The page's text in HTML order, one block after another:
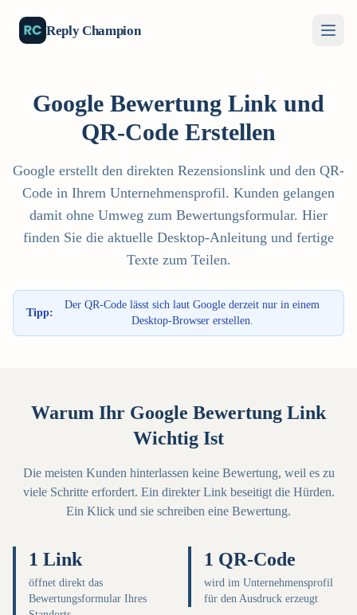
Reply Champion
Google Bewertung Link und
QR-Code Erstellen
Google erstellt den direkten Rezensionslink und den QR-
Code in Ihrem Unternehmensprofil. Kunden gelangen
damit ohne Umweg zum Bewertungsformular. Hier
finden Sie die aktuelle Desktop-Anleitung und fertige
Texte zum Teilen.
Tipp:
Der QR-Code lässt sich laut Google derzeit nur in einem
Desktop-Browser erstellen.
Warum Ihr Google Bewertung Link
Wichtig Ist
Die meisten Kunden hinterlassen keine Bewertung, weil es zu
viele Schritte erfordert. Ein direkter Link beseitigt die Hürden.
Ein Klick und sie schreiben eine Bewertung.
1 Link
öffnet direkt das
Bewertungsformular Ihres
1 QR-Code
wird im Unternehmensprofil
für den Ausdruck erzeugt